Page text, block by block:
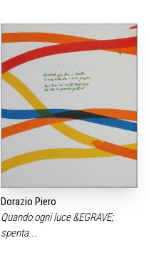
Dorazio Piero
Quando ogni luce &EGRAVE;
spenta...